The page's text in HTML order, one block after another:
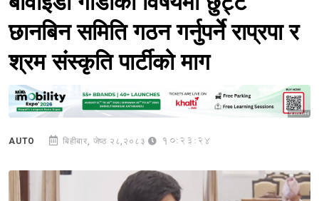
छानबिन समिति गठन गर्नुपर्ने राप्रपा र
श्रम संस्कृति पार्टीको माग
Sponsored
AUTO बिहीबार, जेष्ठ २८,२०८३ 10:23:24